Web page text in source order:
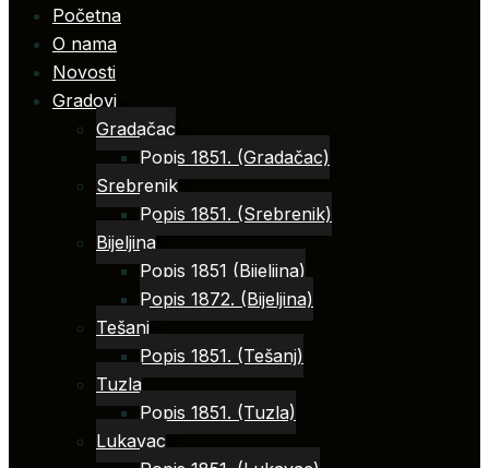
Početna
O nama
Novosti
Gradovi
Gradačac
Popis 1851. (Gradačac)
Srebrenik
Popis 1851. (Srebrenik)
Bijeljina
Popis 1851 (Bijeljina)
Popis 1872. (Bijeljina)
Tešanj
Popis 1851. (Tešanj)
Tuzla
Popis 1851. (Tuzla)
Lukavac